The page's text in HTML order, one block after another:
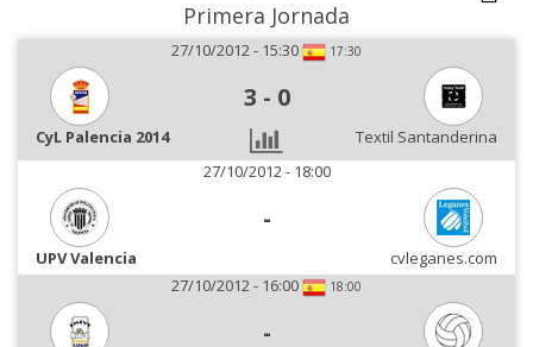
Primera Jornada
27/10/2012 - 15:30 17:30
3 - 0
CyL Palencia 2014
Textil Santanderina
27/10/2012 - 18:00
-
UPV Valencia
cvleganes.com
27/10/2012 - 16:00
18:00
-